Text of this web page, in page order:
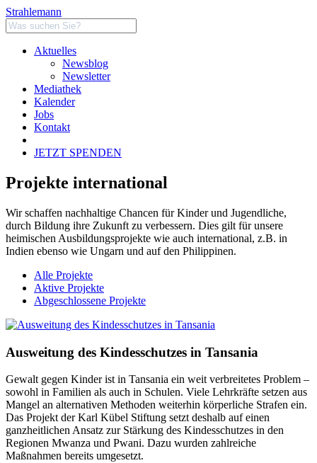
Strahlemann
Aktuelles
Newsblog
Newsletter
Mediathek
Kalender
Jobs
Kontakt
JETZT SPENDEN
Projekte international
Wir schaffen nachhaltige Chancen für Kinder und Jugendliche,
durch Bildung ihre Zukunft zu verbessern. Dies gilt für unsere
heimischen Ausbildungsprojekte wie auch international, z.B. in
Indien ebenso wie Ungarn und auf den Philippinen.
Alle Projekte
Aktive Projekte
Abgeschlossene Projekte
Ausweitung des Kindesschutzes in Tansania
Gewalt gegen Kinder ist in Tansania ein weit verbreitetes Problem –
sowohl in Familien als auch in Schulen. Viele Lehrkräfte setzen aus
Mangel an alternativen Methoden weiterhin körperliche Strafen ein.
Das Projekt der Karl Kübel Stiftung setzt deshalb auf einen
ganzheitlichen Ansatz zur Stärkung des Kindesschutzes in den
Regionen Mwanza und Pwani. Dazu wurden zahlreiche
Maßnahmen bereits umgesetzt.